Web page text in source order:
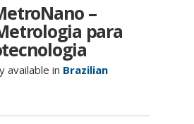
–
para
available in Brazilian